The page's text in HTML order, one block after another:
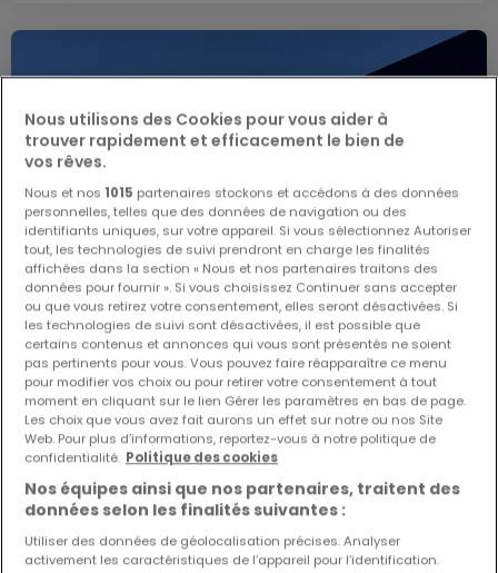
Local commercial à louer àBastogne (BE)
3 960 €
Nous utilisons des Cookies pour vous aider à
trouver rapidement et efficacement le bien de
vos rêves.
Nous et nos 1015 partenaires stockons et accédons à des données
personnelles, telles que des données de navigation ou des
identifiants uniques, sur votre appareil. Si vous sélectionnez Autoriser
tout, les technologies de suivi prendront en charge les finalités
affichées dans la section « Nous et nos partenaires traitons des
données pour fournir ». Si vous choisissez Continuer sans accepter
ou que vous retirez votre consentement, elles seront désactivées. Si
les technologies de suivi sont désactivées, il est possible que
certains contenus et annonces qui vous sont présentés ne soient
pas pertinents pour vous. Vous pouvez faire réapparaître ce menu
pour modifier vos choix ou pour retirer votre consentement à tout
moment en cliquant sur le lien Gérer les paramètres en bas de page.
Les choix que vous avez fait aurons un effet sur notre ou nos Site
Web. Pour plus d’informations, reportez-vous à notre politique de
confidentialité. Politique des cookies
Nos équipes ainsi que nos partenaires, traitent des
données selon les finalités suivantes :
Utiliser des données de géolocalisation précises. Analyser
activement les caractéristiques de l’appareil pour l’identification.